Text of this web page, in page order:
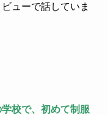
ューで話していま
校で、初めて制服